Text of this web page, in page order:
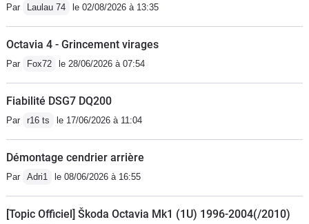
n'est pas super bien insonorisée (résolu par une monte
en yokohama advan db)..Mais elle répond parfaitement
à l'usage d'une voiture principale d'un foyer de 4
personnes. Depuis 5 ans, et hors sortie de route non
voulue, pour encore longtemps :), et surtout . elle ne
m'a jamais laissé planté sur le bord de la route. Tout ça
dans un budget très restreint :)
Par Laulau 74 le 02/08/2026 à 13:35
Octavia 4 - Grincement virages
Par Fox72 le 28/06/2026 à 07:54
Fiabilité DSG7 DQ200
Par r16 ts le 17/06/2026 à 11:04
Démontage cendrier arrière
Par Adri1 le 08/06/2026 à 16:55
[Topic Officiel] Škoda Octavia Mk1 (1U) 1996-2004(/2010)